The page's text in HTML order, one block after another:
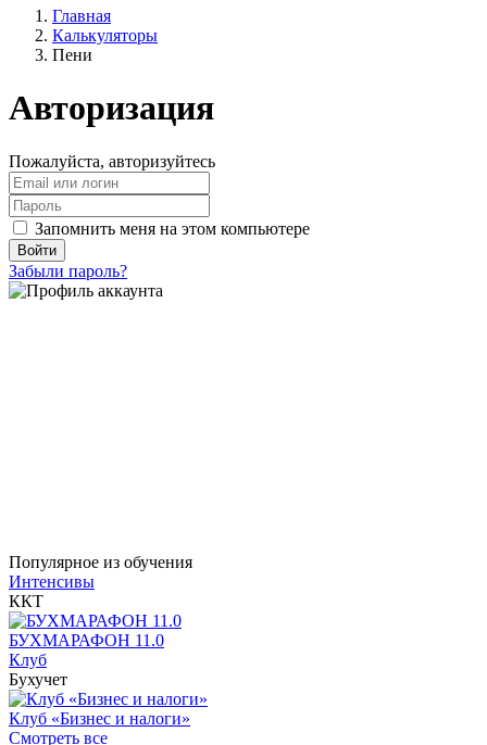
Главная
Калькуляторы
Пени
Авторизация
Пожалуйста, авторизуйтесь
Запомнить меня на этом компьютере
Войти
Забыли пароль?
Популярное из обучения
Интенсивы
ККТ
БУХМАРАФОН 11.0
Клуб
Бухучет
Клуб «Бизнес и налоги»
Смотреть все